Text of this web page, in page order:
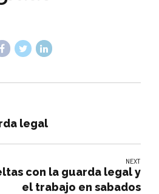
legal
NEXT
con la guarda legal y
el trabajo en sabados